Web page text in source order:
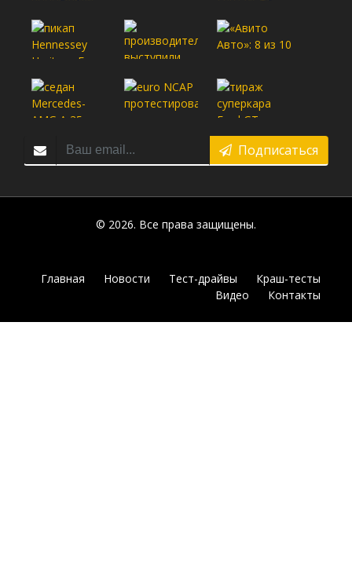
Подписаться
© 2026. Все права защищены.
Главная Новости Тест-драйвы
Краш-тесты
Видео
Контакты